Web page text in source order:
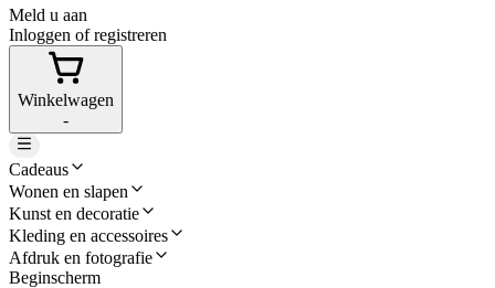
Meld u aan
Inloggen of registreren
Winkelwagen
-
Cadeaus
Wonen en slapen
Kunst en decoratie
Kleding en accessoires
Afdruk en fotografie
Beginscherm